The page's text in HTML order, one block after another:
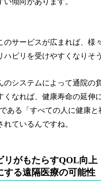
い傾向があります。
のサービスが広まれば、様
ハビリを受けやすくなりそ
のシステムによって通院の
くなれば、健康寿命の延伸
ある「すべての人に健康
れているんですね。
リがもたらすQOL向上
する遠隔医療の可能性